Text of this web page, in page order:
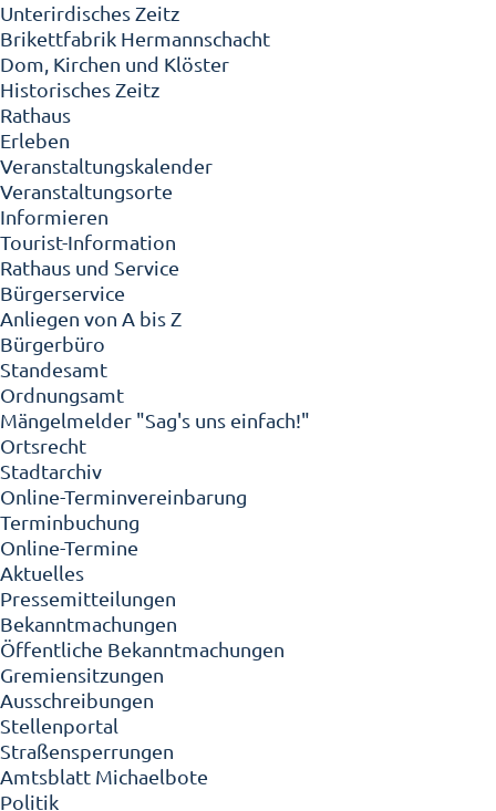
Unterirdisches Zeitz
Brikettfabrik Hermannschacht
Dom, Kirchen und Klöster
Historisches Zeitz
Rathaus
Erleben
Veranstaltungskalender
Veranstaltungsorte
Informieren
Tourist-Information
Rathaus und Service
Bürgerservice
Anliegen von A bis Z
Bürgerbüro
Standesamt
Ordnungsamt
Mängelmelder "Sag's uns einfach!"
Ortsrecht
Stadtarchiv
Online-Terminvereinbarung
Terminbuchung
Online-Termine
Aktuelles
Pressemitteilungen
Bekanntmachungen
Öffentliche Bekanntmachungen
Gremiensitzungen
Ausschreibungen
Stellenportal
Straßensperrungen
Amtsblatt Michaelbote
Politik